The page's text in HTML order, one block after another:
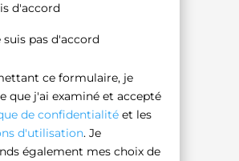
d'accord
suis pas d'accord
ce formulaire, je
que j'ai examiné et accepté
de confidentialitéet les
d'utilisation. Je
également mes choix de